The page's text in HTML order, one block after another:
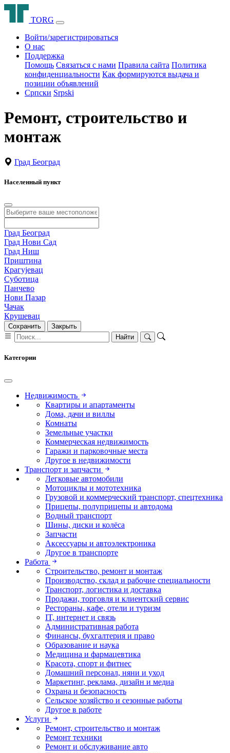
TORG
Войти/зарегистрироваться
О нас
Поддержка
Помощь Связаться с нами Правила сайта Политика
конфиденциальности Как формируются выдача и
позиции объявлений
Српски Srpski
Ремонт, строительство и
монтаж
Град Београд
Населенный пункт
Град Београд
Град Нови Сад
Град Ниш
Приштина
Крагујевац
Суботица
Панчево
Нови Пазар
Чачак
Крушевац
Сохранить
Закрыть
Найти
Категории
Недвижимость
Квартиры и апартаменты
Дома, дачи и виллы
Комнаты
Земельные участки
Коммерческая недвижимость
Гаражи и парковочные места
Другое в недвижимости
Транспорт и запчасти
Легковые автомобили
Мотоциклы и мототехника
Грузовой и коммерческий транспорт, спецтехника
Прицепы, полуприцепы и автодома
Водный транспорт
Шины, диски и колёса
Запчасти
Аксессуары и автоэлектроника
Другое в транспорте
Работа
Строительство, ремонт и монтаж
Производство, склад и рабочие специальности
Транспорт, логистика и доставка
Продажи, торговля и клиентский сервис
Рестораны, кафе, отели и туризм
IT, интернет и связь
Административная работа
Финансы, бухгалтерия и право
Образование и наука
Медицина и фармацевтика
Красота, спорт и фитнес
Домашний персонал, няни и уход
Маркетинг, реклама, дизайн и медиа
Охрана и безопасность
Сельское хозяйство и сезонные работы
Другое в работе
Услуги
Ремонт, строительство и монтаж
Ремонт техники
Ремонт и обслуживание авто